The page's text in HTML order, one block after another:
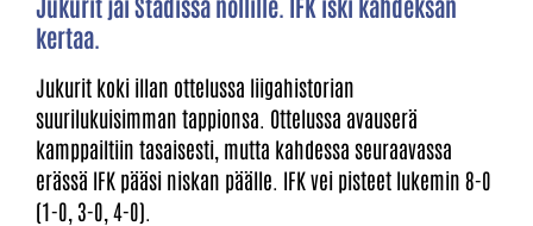
kertaa.
Jukurit koki illan ottelussa liigahistorian
suurilukuisimman tappionsa. Ottelussa avauserä
kamppailtiin tasaisesti, mutta kahdessa seuraavassa
erässä IFK pääsi niskan päälle. IFK vei pisteet lukemin 8-0
(1-0, 3-0, 4-0).